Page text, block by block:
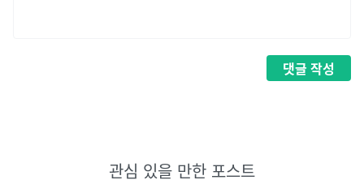
댓글 작성
관심 있을 만한 포스트